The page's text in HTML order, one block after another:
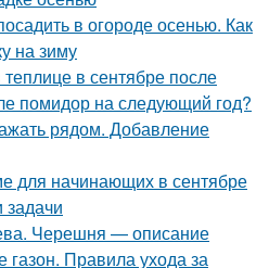
в огороде осенью. Как
на зиму
в сентябре после
помидор на следующий год?
рядом. Добавление
для начинающих в сентябре
задачи
Черешня — описание
газон. Правила ухода за